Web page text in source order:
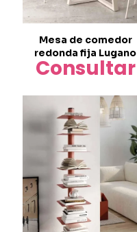
Mesa de comedor
redonda fija Lugano
Consultar